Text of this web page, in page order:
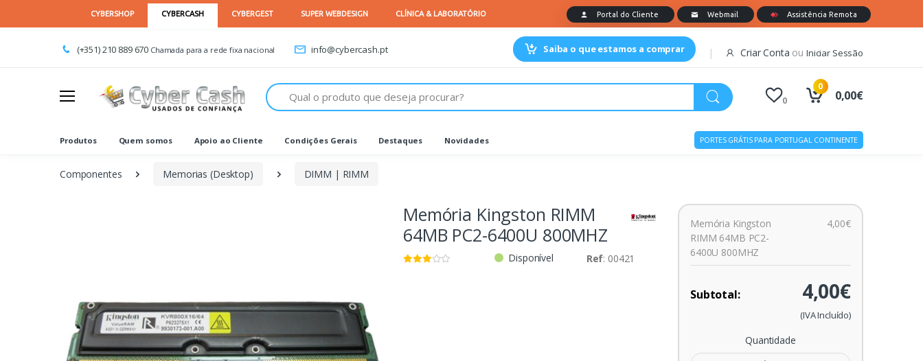
(+351) 210 889 670 Chamada para a rede fixa nacional info@cybercash.pt Saiba o que estamos a comprar Criar Conta ouIniciar Sessão
Procurar
0
0
0,00€
Produtos Quem somos Apoio ao Cliente Condições Gerais Destaques Novidades PORTES GRÁTIS PARA PORTUGAL CONTINENTE
Componentes Memorias (Desktop) DIMM | RIMM
Memória Kingston RIMM
64MB PC2-6400U 800MHZ
Disponível Ref: 00421
Memória Kingston
RIMM 64MB PC2-
6400U 800MHZ
4,00€
Subtotal: 4,00€
(IVA Incluído)
Quantidade